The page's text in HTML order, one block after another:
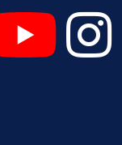
abrirá en una
UVa (se abrirá en
Digital UVa
YouTube